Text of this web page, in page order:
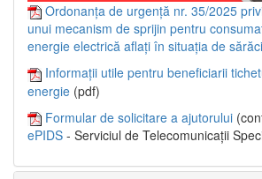
Ordonanța de urgență nr. 35/2025
unui mecanism de sprijin pentru
energie electrică aflați în situația de
Informații utile pentru beneficiarii
energie (pdf)
Formular de solicitare a ajutorului
ePIDS - Serviciul de Telecomunicații